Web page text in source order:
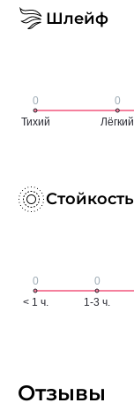
Шлейф
Стойкость
Отзывы